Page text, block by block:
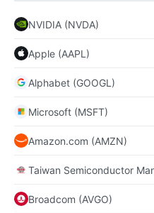
NVIDIA (NVDA)
Apple (AAPL)
Alphabet (GOOGL)
Microsoft (MSFT)
Amazon.com (AMZN)
Taiwan Semiconductor
Broadcom (AVGO)